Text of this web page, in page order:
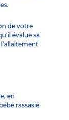
de votre
évalue sa
en
rassasié